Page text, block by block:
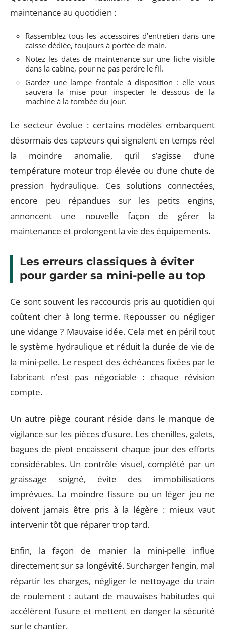
maintenance au quotidien :
Rassemblez tous les accessoires d’entretien dans une
caisse dédiée, toujours à portée de main.
Notez les dates de maintenance sur une fiche visible
dans la cabine, pour ne pas perdre le fil.
Gardez une lampe frontale à disposition : elle vous
sauvera la mise pour inspecter le dessous de la
machine à la tombée du jour.
Le secteur évolue : certains modèles embarquent
désormais des capteurs qui signalent en temps réel
la moindre anomalie, qu’il s’agisse d’une
température moteur trop élevée ou d’une chute de
pression hydraulique. Ces solutions connectées,
encore peu répandues sur les petits engins,
annoncent une nouvelle façon de gérer la
maintenance et prolongent la vie des équipements.
Les erreurs classiques à éviter
pour garder sa mini-pelle au top
Ce sont souvent les raccourcis pris au quotidien qui
coûtent cher à long terme. Repousser ou négliger
une vidange ? Mauvaise idée. Cela met en péril tout
le système hydraulique et réduit la durée de vie de
la mini-pelle. Le respect des échéances fixées par le
fabricant n’est pas négociable : chaque révision
compte.
Un autre piège courant réside dans le manque de
vigilance sur les pièces d’usure. Les chenilles, galets,
bagues de pivot encaissent chaque jour des efforts
considérables. Un contrôle visuel, complété par un
graissage soigné, évite des immobilisations
imprévues. La moindre fissure ou un léger jeu ne
doivent jamais être pris à la légère : mieux vaut
intervenir tôt que réparer trop tard.
Enfin, la façon de manier la mini-pelle influe
directement sur sa longévité. Surcharger l’engin, mal
répartir les charges, négliger le nettoyage du train
de roulement : autant de mauvaises habitudes qui
accélèrent l’usure et mettent en danger la sécurité
sur le chantier.